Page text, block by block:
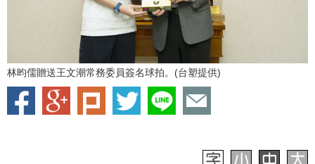
林昀儒贈送王文潮常務委員簽名球拍。(台塑提供)